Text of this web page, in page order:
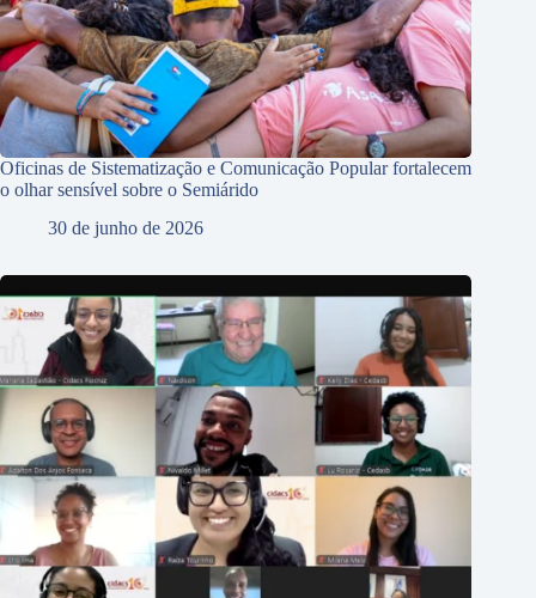
Oficinas de Sistematização e Comunicação Popular fortalecem
o olhar sensível sobre o Semiárido
30 de junho de 2026